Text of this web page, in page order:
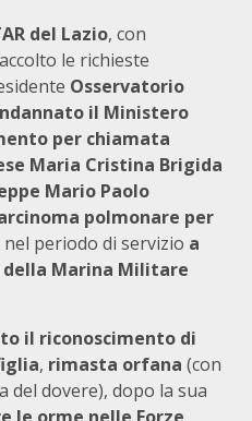
del Lazio, con
le richieste
Osservatorio
il Ministero
per chiamata
Maria Cristina Brigida
Mario Paolo
polmonare per
nel periodo di servizio a
Marina Militare
il riconoscimento di
, rimasta orfana (con
del dovere), dopo la sua